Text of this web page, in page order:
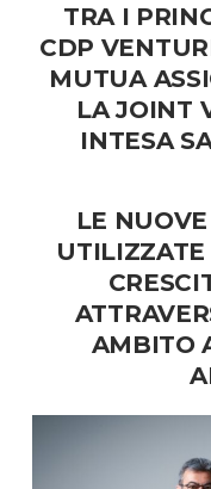
TRA I
CDP
MUTUA
LA JOINT
INTESA
LE
UTILIZZATE
AMBITO